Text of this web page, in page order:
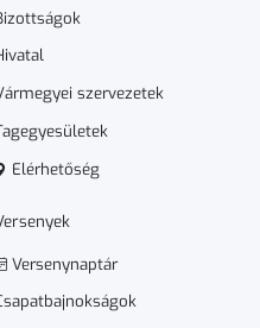
szervezetek
Elérhetőség
Versenynaptár